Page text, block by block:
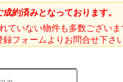
約済みとなっております。
ていない物件も多数ございま
フォームよりお問合せ下さい